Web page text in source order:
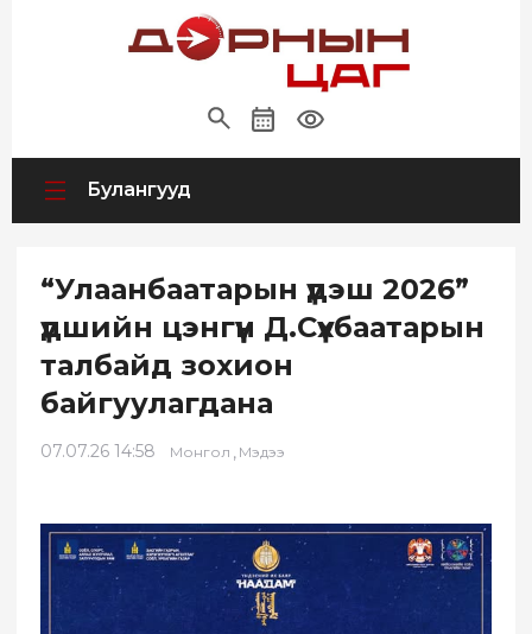
Булангууд
“Улаанбаатарын үдэш 2026”
үдшийн цэнгүүн Д.Сүхбаатарын
талбайд зохион
байгуулагдана
07.07.26 14:58 Монгол , Мэдээ